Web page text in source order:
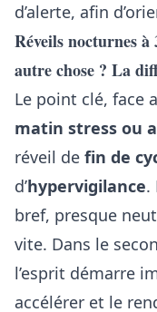
d’alerte, afin
Réveils nocturnes
autre chose ? La
Le point clé, face
matin stress ou
réveil de fin de
d’hypervigilance.
bref, presque
vite. Dans le
l’esprit démarre
accélérer et le